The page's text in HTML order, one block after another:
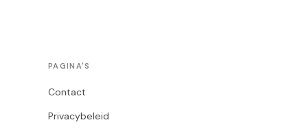
PAGINA'S
Contact
Privacybeleid